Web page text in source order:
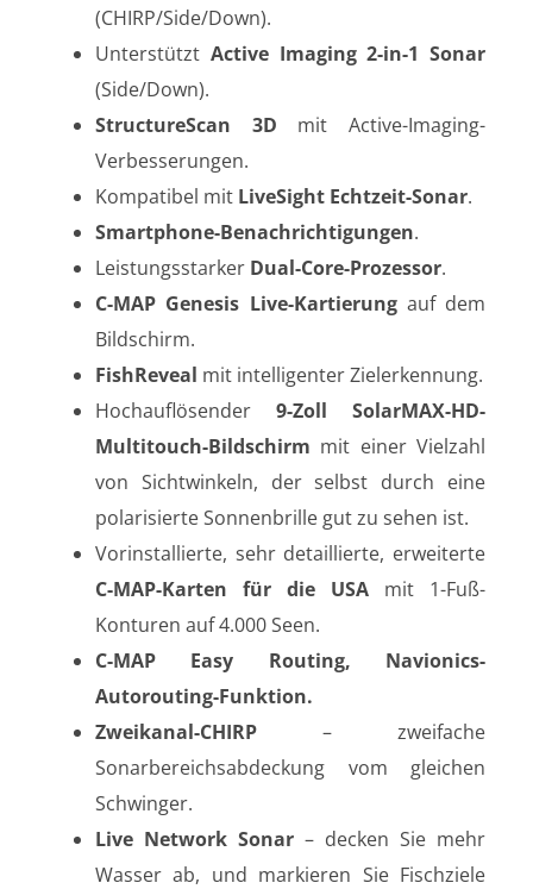
(CHIRP/Side/Down).
Unterstützt Active Imaging 2-in-1 Sonar
(Side/Down).
StructureScan 3D mit Active-Imaging-
Verbesserungen.
Kompatibel mit LiveSight Echtzeit-Sonar.
Smartphone-Benachrichtigungen.
Leistungsstarker Dual-Core-Prozessor.
C-MAP Genesis Live-Kartierungauf dem
Bildschirm.
FishReveal mit intelligenter Zielerkennung.
Hochauflösender 9-Zoll SolarMAX-HD-
Multitouch-Bildschirm mit einer Vielzahl
von Sichtwinkeln, der selbst durch eine
polarisierte Sonnenbrille gut zu sehen ist.
Vorinstallierte, sehr detaillierte, erweiterte
C-MAP-Karten für die USA mit 1-Fuß-
Konturen auf 4.000 Seen.
C-MAP Easy Routing, Navionics-
Autorouting-Funktion.
Zweikanal-CHIRP – zweifache
Sonarbereichsabdeckung vom gleichen
Schwinger.
Live Network Sonar – decken Sie mehr
Wasser ab, und markieren Sie Fischziele